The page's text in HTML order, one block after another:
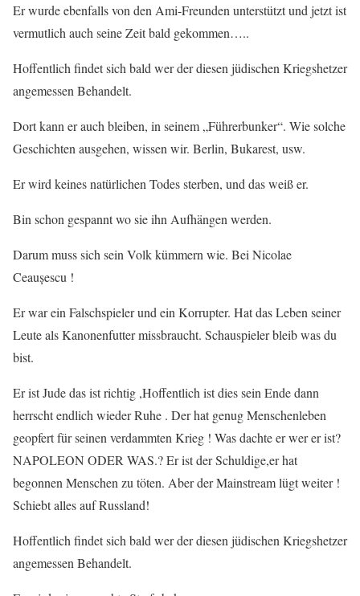
Er wurde ebenfalls von den Ami-Freunden unterstützt und jetzt ist
vermutlich auch seine Zeit bald gekommen…..
Hoffentlich findet sich bald wer der diesen jüdischen Kriegshetzer
angemessen Behandelt.
Dort kann er auch bleiben, in seinem „Führerbunker“. Wie solche
Geschichten ausgehen, wissen wir. Berlin, Bukarest, usw.
Er wird keines natürlichen Todes sterben, und das weiß er.
Bin schon gespannt wo sie ihn Aufhängen werden.
Darum muss sich sein Volk kümmern wie. Bei Nicolae
Ceaușescu !
Er war ein Falschspieler und ein Korrupter. Hat das Leben seiner
Leute als Kanonenfutter missbraucht. Schauspieler bleib was du
bist.
Er ist Jude das ist richtig ,Hoffentlich ist dies sein Ende dann
herrscht endlich wieder Ruhe . Der hat genug Menschenleben
geopfert für seinen verdammten Krieg ! Was dachte er wer er ist?
NAPOLEON ODER WAS.? Er ist der Schuldige,er hat
begonnen Menschen zu töten. Aber der Mainstream lügt weiter !
Schiebt alles auf Russland!
Hoffentlich findet sich bald wer der diesen jüdischen Kriegshetzer
angemessen Behandelt.